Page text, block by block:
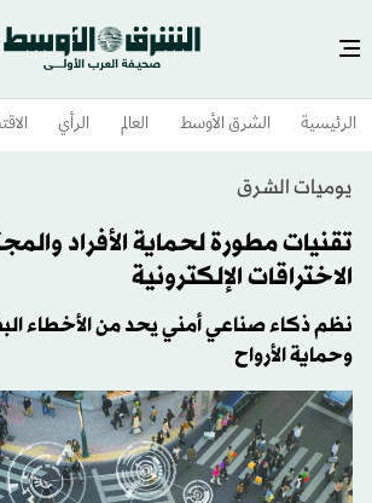
الرئيسية الشرق الأوسط​ العالم الرأي
يوميات الشرق
تقنيات مطورة لحماية الأفراد
الاختراقات الإلكترونية
نظم ذكاء صناعي أمني يحد من الأخطاء
وحماية الأرواح